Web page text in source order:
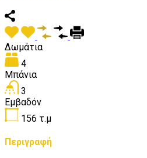
Δωμάτια
4
Μπάνια
3
Εμβαδόν
156 τ.μ
Περιγραφή